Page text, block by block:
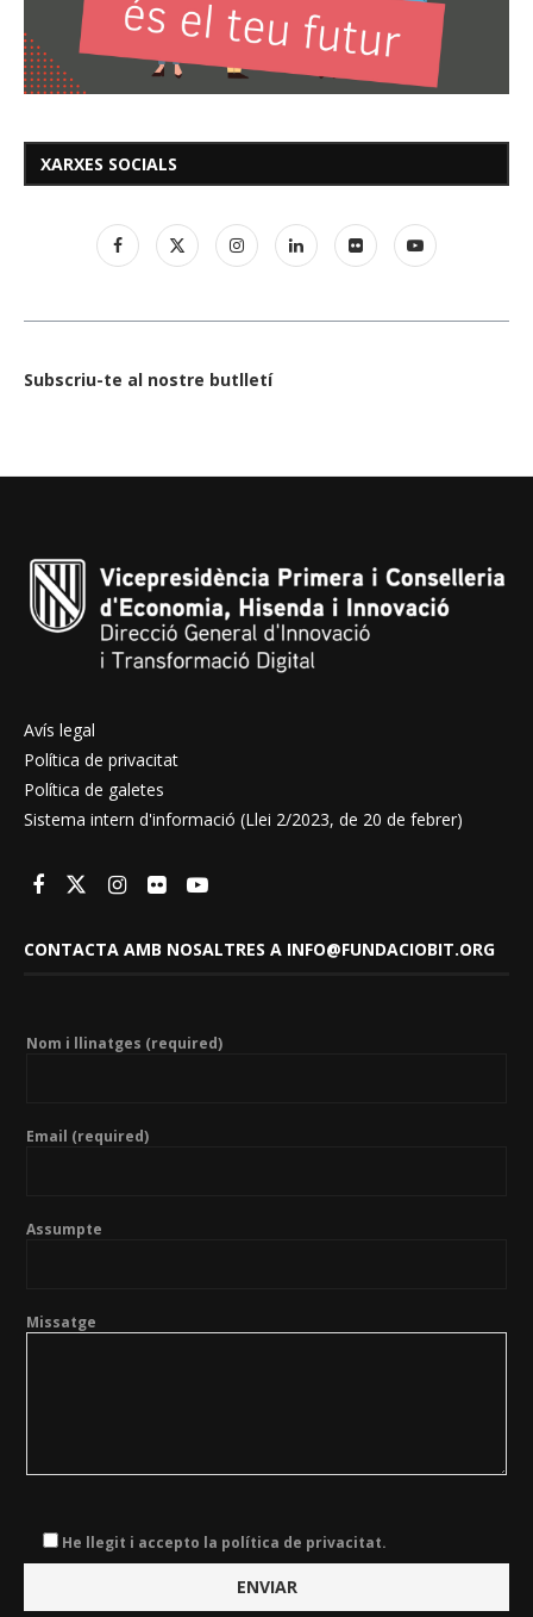
XARXES SOCIALS
Subscriu-te al nostre butlletí
Avís legal
Política de privacitat
Política de galetes
Sistema intern d'informació (Llei 2/2023, de 20 de febrer)
CONTACTA AMB NOSALTRES A INFO@FUNDACIOBIT.ORG
Nom i llinatges (required)
Email (required)
Assumpte
Missatge
He llegit i accepto la política de privacitat.